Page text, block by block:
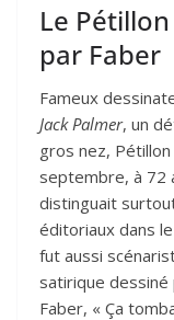
Le
par Faber
Fameux
Jack Palmer, un
gros nez,
septembre, à 72
distinguait
éditoriaux dans le
fut aussi
satirique dessiné
Faber, « Ça